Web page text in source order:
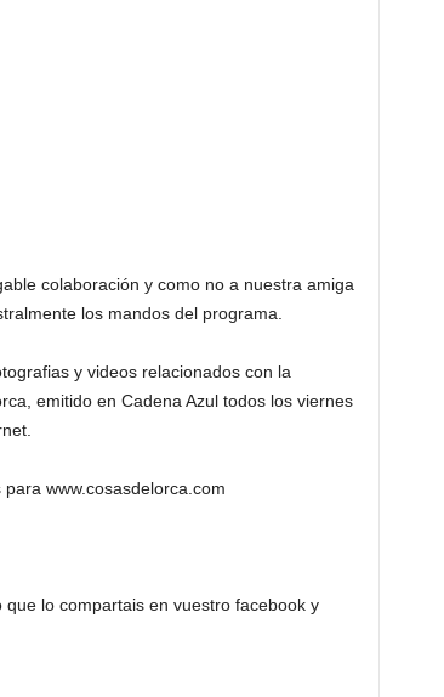
colaboración y como no a nuestra amiga
los mandos del programa.
y videos relacionados con la
emitido en Cadena Azul todos los viernes
para www.cosasdelorca.com
lo compartais en vuestro facebook y